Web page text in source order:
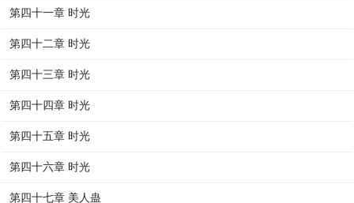
第四十一章 时光
第四十二章 时光
第四十三章 时光
第四十四章 时光
第四十五章 时光
第四十六章 时光
第四十七章 美人蛊